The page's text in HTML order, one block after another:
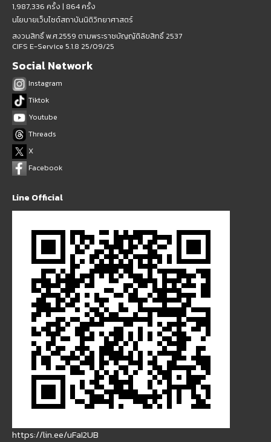
1,987,336 ครั้ง | 864 ครั้ง
นโยบายเว็บไซต์สถาบันนิติวิทยาศาสตร์
สงวนสิทธิ์ พ.ศ.2559 ตามพระราชบัญญัติลิขสิทธิ์ 2537
CIFS E-Service 5.1.8 25/09/25
Social Network
Instagram
Tiktok
Youtube
Threads
X
Facebook
Line Official
https://lin.ee/uFaI2UB